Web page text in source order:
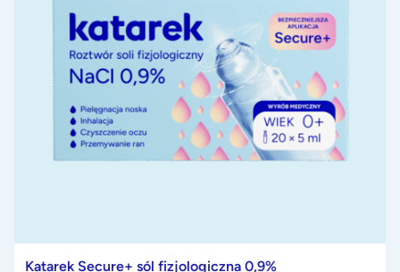
Katarek Secure+ sól fizjologiczna 0,9%